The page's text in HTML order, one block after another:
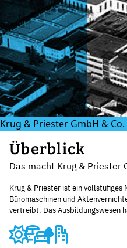
Krug & Priester GmbH & Co.
Überblick
Das macht Krug & Priester
Krug & Priester ist ein vollstufiges
Büromaschinen und
vertreibt. Das Ausbildungswesen